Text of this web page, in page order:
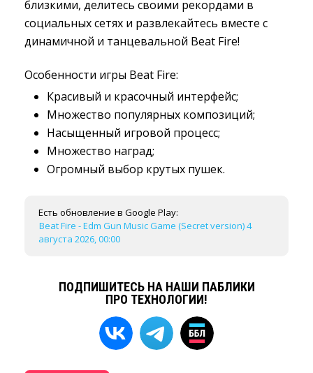
близкими, делитесь своими рекордами в
социальных сетях и развлекайтесь вместе с
динамичной и танцевальной Beat Fire!
Особенности игры Beat Fire:
Красивый и красочный интерфейс;
Множество популярных композиций;
Насыщенный игровой процесс;
Множество наград;
Огромный выбор крутых пушек.
Есть обновление в Google Play:
Beat Fire - Edm Gun Music Game (Secret version) 4
августа 2026, 00:00
ПОДПИШИТЕСЬ НА НАШИ ПАБЛИКИ
ПРО ТЕХНОЛОГИИ!